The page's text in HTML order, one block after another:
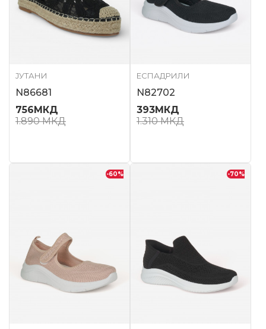
ЈУТАНИ
N86681
756МКД
1.890МКД
ЕСПАДРИЛИ
N82702
393МКД
1.310МКД
-60% -70%